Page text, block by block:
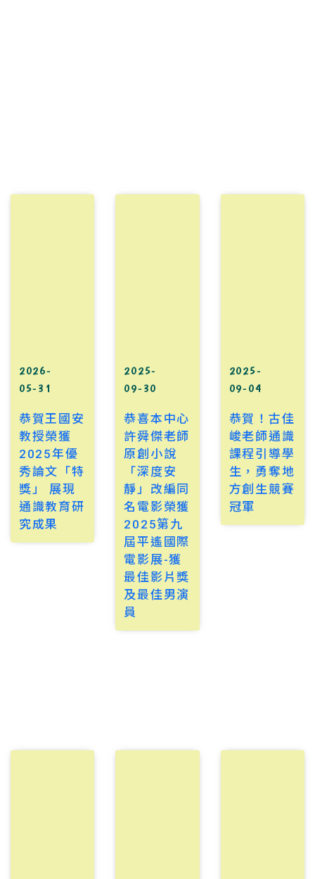
2026-
05-31
恭賀王國安
教授榮獲
2025年優
秀論文「特
獎」 展現
通識教育研
究成果
2025-
09-30
恭喜本中心
許舜傑老師
原創小說
「深度安
靜」改編同
名電影榮獲
2025第九
屆平遙國際
電影展-獲
最佳影片獎
及最佳男演
員
2025-
09-04
恭賀！古佳
峻老師通識
課程引導學
生，勇奪地
方創生競賽
冠軍